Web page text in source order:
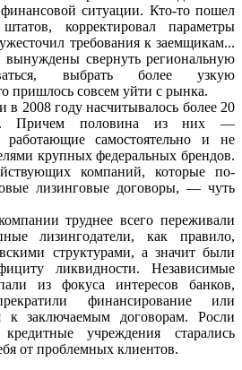
ситуации. Кто-то пошел
корректировал параметры
требования к заемщикам...
свернуть региональную
выбрать более узкую
пришлось совсем уйти с рынка.
в 2008 году насчитывалось более 20
Причем половина из них —
работающие самостоятельно и не
крупных федеральных брендов.
компаний, которые по-
лизинговые договоры, — чуть
труднее всего переживали
лизингодатели, как правило,
структурами, а значит были
ликвидности. Независимые
из фокуса интересов банков,
финансирование или
к заключаемым договорам. Росли
учреждения старались
от проблемных клиентов.